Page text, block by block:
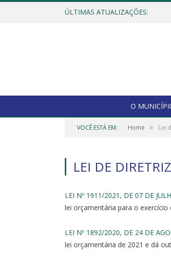
ÚLTIMAS ATUALIZAÇÕES:
O
VOCÊ ESTÁ EM: Home » Lei
LEI DE
LEI Nº 1911/2021, DE 07 DE
lei orçamentária para o
LEI Nº 1892/2020, DE 24 DE
lei orçamentária de 2021 e dá